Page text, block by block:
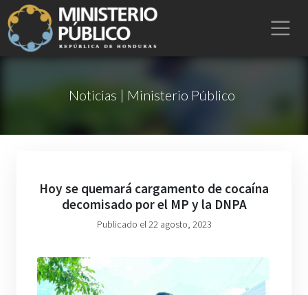
Noticias | Ministerio Público
Hoy se quemará cargamento de cocaína
decomisado por el MP y la DNPA
Publicado el 22 agosto, 2023